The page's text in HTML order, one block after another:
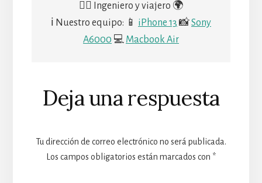
🙋‍♂️ Ingeniero y viajero 🌍
ℹ Nuestro equipo: 📱 iPhone 13 📸Sony
A6000 💻 Macbook Air
Deja una respuesta
Tu dirección de correo electrónico no será publicada.
Los campos obligatorios están marcados con *